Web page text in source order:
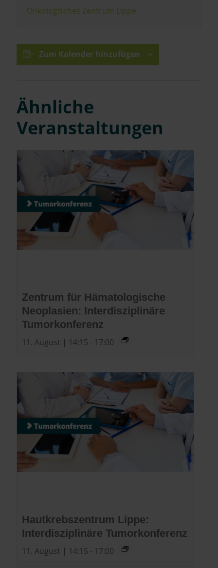
Onkologisches Zentrum Lippe
Zum Kalender hinzufügen
Ähnliche
Veranstaltungen
Zentrum für Hämatologische
Neoplasien: Interdisziplinäre
Tumorkonferenz
11. August | 14:15 - 17:00
Hautkrebszentrum Lippe:
Interdisziplinäre Tumorkonferenz
11. August | 14:15 - 17:00